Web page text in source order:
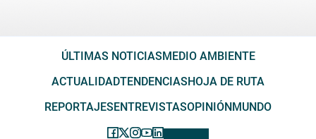
ÚLTIMAS NOTICIASMEDIO AMBIENTE
ACTUALIDADTENDENCIASHOJA DE RUTA
REPORTAJESENTREVISTASOPINIÓNMUNDO